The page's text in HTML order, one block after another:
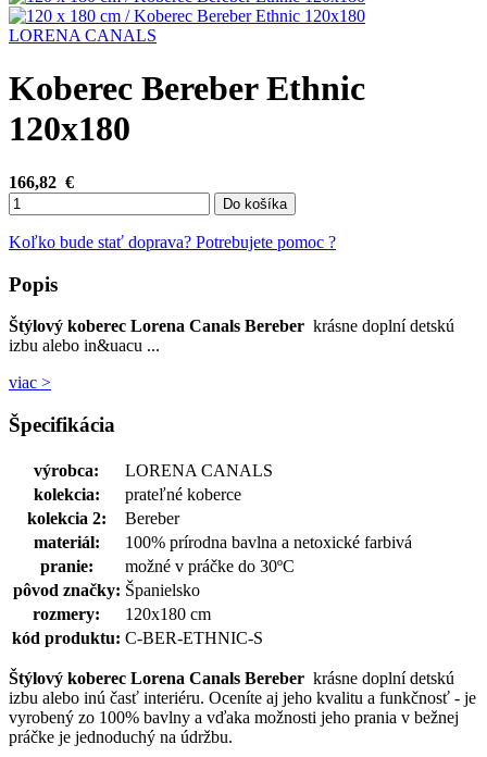
LORENA CANALS
Koberec Bereber Ethnic
120x180
166,82 €
Do košíka
Koľko bude stať doprava? Potrebujete pomoc ?
Popis
Štýlový koberec Lorena Canals Bereber krásne doplní detskú
izbu alebo in&uacu ...
viac >
Špecifikácia
výrobca:
LORENA CANALS
kolekcia:
prateľné koberce
kolekcia 2:
Bereber
materiál:
100% prírodna bavlna a netoxické farbivá
pranie:
možné v práčke do 30ºC
pôvod značky: Španielsko
rozmery:
120x180 cm
kód produktu: C-BER-ETHNIC-S
Štýlový koberec Lorena Canals Bereber krásne doplní detskú
izbu alebo inú časť interiéru. Oceníte aj jeho kvalitu a funkčnosť - je
vyrobený zo 100% bavlny a vďaka možnosti jeho prania v bežnej
práčke je jednoduchý na údržbu.